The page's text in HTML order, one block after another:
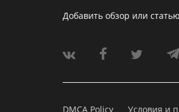
Добавить обзор или статью
DMCA Policy Условия и